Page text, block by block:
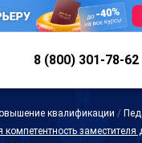
8 (800) 301-78-62
квалификации /
заместителя